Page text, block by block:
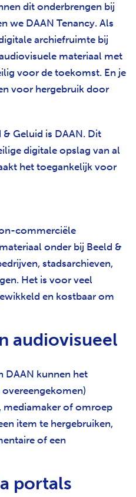
dit onderbrengen bij
we DAAN Tenancy. Als
archiefruimte bij
materiaal met
voor de toekomst. En je
voor hergebruik door
Geluid is DAAN. Dit
digitale opslag van al
het toegankelijk voor
commerciële
onder bij Beeld &
stadsarchieven,
Het is voor veel
en kostbaar om
audiovisueel
DAAN kunnen het
mediamaker of omroep
item te hergebruiken,
of een
portals